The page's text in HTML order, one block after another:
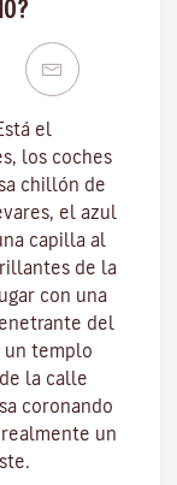
el
los coches
chillón de
el azul
capilla al
de la
con una
del
un templo
la calle
coronando
realmente un